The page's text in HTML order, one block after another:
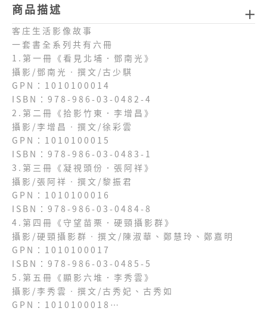
商品描述
客庄生活影像故事
一套書全系列共有六冊
1.第一冊《看見北埔．鄧南光》
攝影/鄧南光‧撰文/古少騏
GPN：1010100014
ISBN：978-986-03-0482-4
2.第二冊《拾影竹東．李增昌》
攝影/李增昌‧撰文/徐彩雲
GPN：1010100015
ISBN：978-986-03-0483-1
3.第三冊《凝視頭份．張阿祥》
攝影/張阿祥‧撰文/黎振君
GPN：1010100016
ISBN：978-986-03-0484-8
4.第四冊《守望苗栗．硬頸攝影群》
攝影/硬頸攝影群‧撰文/陳淑華、鄭慧玲、鄭嘉明
GPN：1010100017
ISBN：978-986-03-0485-5
5.第五冊《顯影六堆．李秀雲》
攝影/李秀雲‧撰文/古秀妃、古秀如
GPN：1010100018